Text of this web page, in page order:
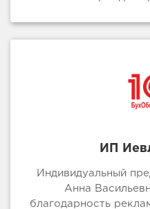
ИП
Индивидуальный
Анна
благодарность